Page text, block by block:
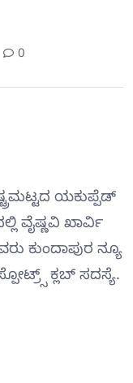
0
ಯಕುಪ್ಪೆಡ್
ವೈಷ್ಣವಿ ಖಾರ್ವಿ
ಕುಂದಾಪುರ ನ್ಯೂ
ಕ್ಲಬ್ ಸದಸ್ಯೆ.